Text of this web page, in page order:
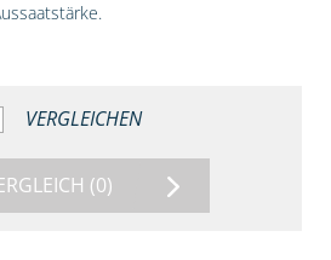
VERGLEICHEN
(0)